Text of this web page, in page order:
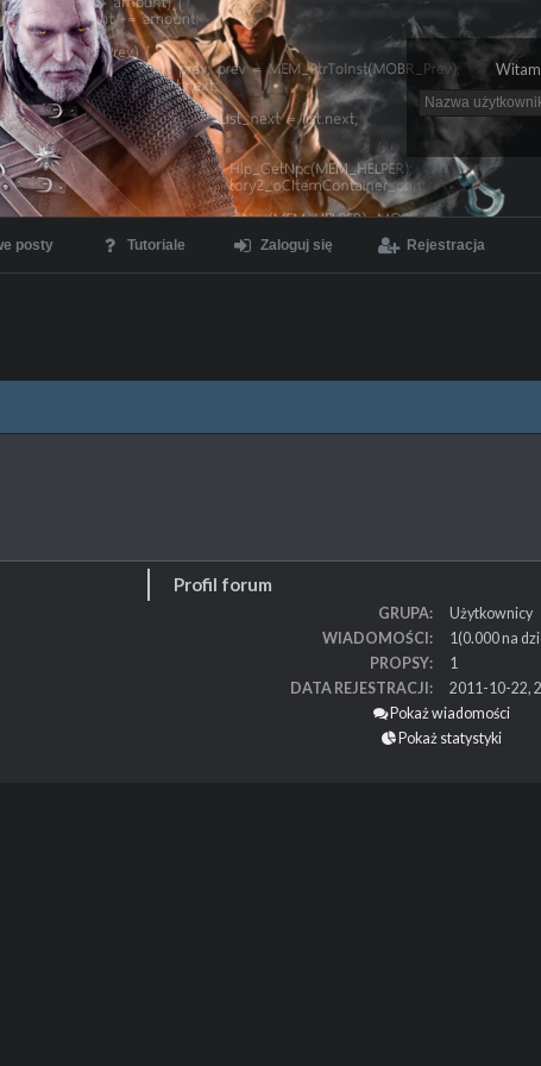
posty Tutoriale Zaloguj się Rejestracja
Profil forum
GRUPA
Użytkownicy
WIADOMOŚCI
1(0.000 na
PROPSY
1
DATA REJESTRACJI
2011-10-22,
Pokaż wiadomości
Pokaż statystyki